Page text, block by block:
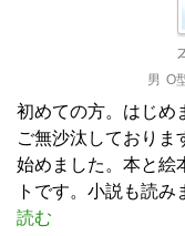
男 O
初めての方。はじめ
ご無沙汰しておりま
始めました。本と絵
トです。小説も読
読む